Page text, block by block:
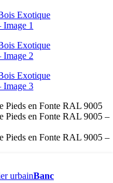
urbainBanc